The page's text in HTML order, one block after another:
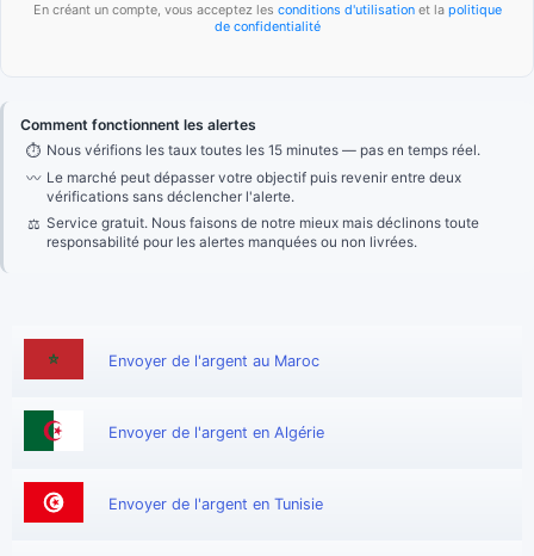
En créant un compte, vous acceptez les conditions d'utilisationet la politique
de confidentialité
Comment fonctionnent les alertes
⏱ Nous vérifions les taux toutes les 15 minutes — pas en temps réel.
〰 Le marché peut dépasser votre objectif puis revenir entre deux
vérifications sans déclencher l'alerte.
⚖ Service gratuit. Nous faisons de notre mieux mais déclinons toute
responsabilité pour les alertes manquées ou non livrées.
Envoyer de l'argent au Maroc
Envoyer de l'argent en Algérie
Envoyer de l'argent en Tunisie